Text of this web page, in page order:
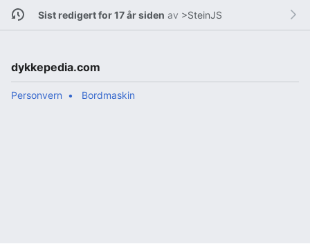
Sist redigert for 17 år siden av >SteinJS
dykkepedia.com
Personvern Bordmaskin